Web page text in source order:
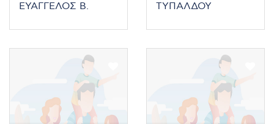
ΕΥΑΓΓΕΛΟΣ Β.
ΤΥΠΑΛΔΟΥ